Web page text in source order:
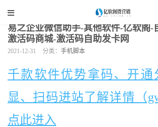
当前位置： 手机软件 > 手机脚本
易之企业微信助手-其他软件-亿软阁-
激活码商城-激活码自助发卡网
2021-12-31 分类： 手机脚本
千款软件优势拿码、开通
显、扫码进站了解详情（
点此进入